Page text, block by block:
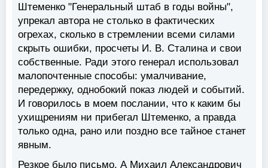
Штеменко "Генеральный штаб в годы войны",
упрекал автора не столько в фактических
огрехах, сколько в стремлении всеми силами
скрыть ошибки, просчеты И. В. Сталина и свои
собственные. Ради этого генерал использовал
малопочтенные способы: умалчивание,
передержку, однобокий показ людей и событий.
И говорилось в моем послании, что к каким бы
ухищрениям ни прибегал Штеменко, а правда
только одна, рано или поздно все тайное станет
явным.
Резкое было письмо. А Михаил Александрович